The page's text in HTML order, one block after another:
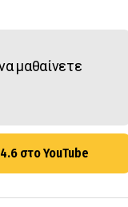
μαθαίνετε
στο YouTube